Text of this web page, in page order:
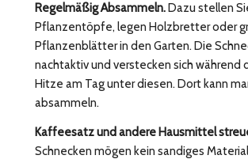
Regelmäßig Absammeln.Dazu stellen
Pflanzentöpfe, legen Holzbretter oder
Pflanzenblätter in den Garten. Die
nachtaktiv und verstecken sich während
Hitze am Tag unter diesen. Dort kann
absammeln.
Kaffeesatz und andere Hausmittel
Schnecken mögen kein sandiges